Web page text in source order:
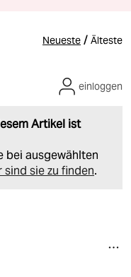
Neueste / Älteste
Artikel ist
bei ausgewählten
sind sie zu finden.
einloggen